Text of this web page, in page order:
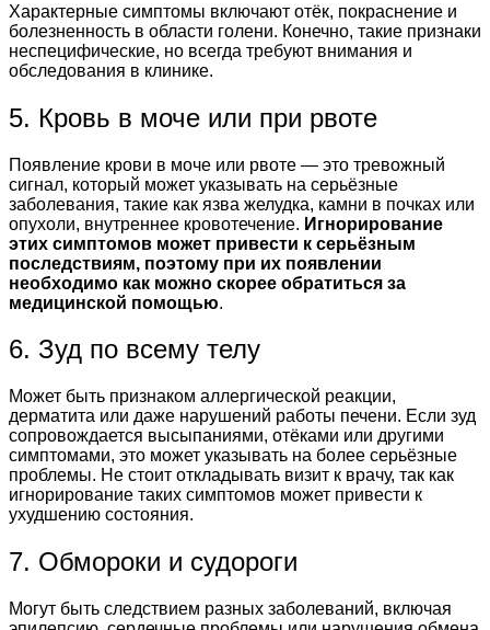
Характерные симптомы включают отёк, покраснение и
болезненность в области голени. Конечно, такие признаки
неспецифические, но всегда требуют внимания и
обследования в клинике.
5. Кровь в моче или при рвоте
Появление крови в моче или рвоте — это тревожный
сигнал, который может указывать на серьёзные
заболевания, такие как язва желудка, камни в почках или
опухоли, внутреннее кровотечение. Игнорирование
этих симптомов может привести к серьёзным
последствиям, поэтому при их появлении
необходимо как можно скорее обратиться за
медицинской помощью.
6. Зуд по всему телу
Может быть признаком аллергической реакции,
дерматита или даже нарушений работы печени. Если зуд
сопровождается высыпаниями, отёками или другими
симптомами, это может указывать на более серьёзные
проблемы. Не стоит откладывать визит к врачу, так как
игнорирование таких симптомов может привести к
ухудшению состояния.
7. Обмороки и судороги
Могут быть следствием разных заболеваний, включая